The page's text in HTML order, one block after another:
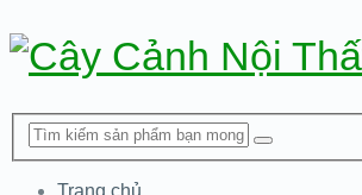
Trang chủ